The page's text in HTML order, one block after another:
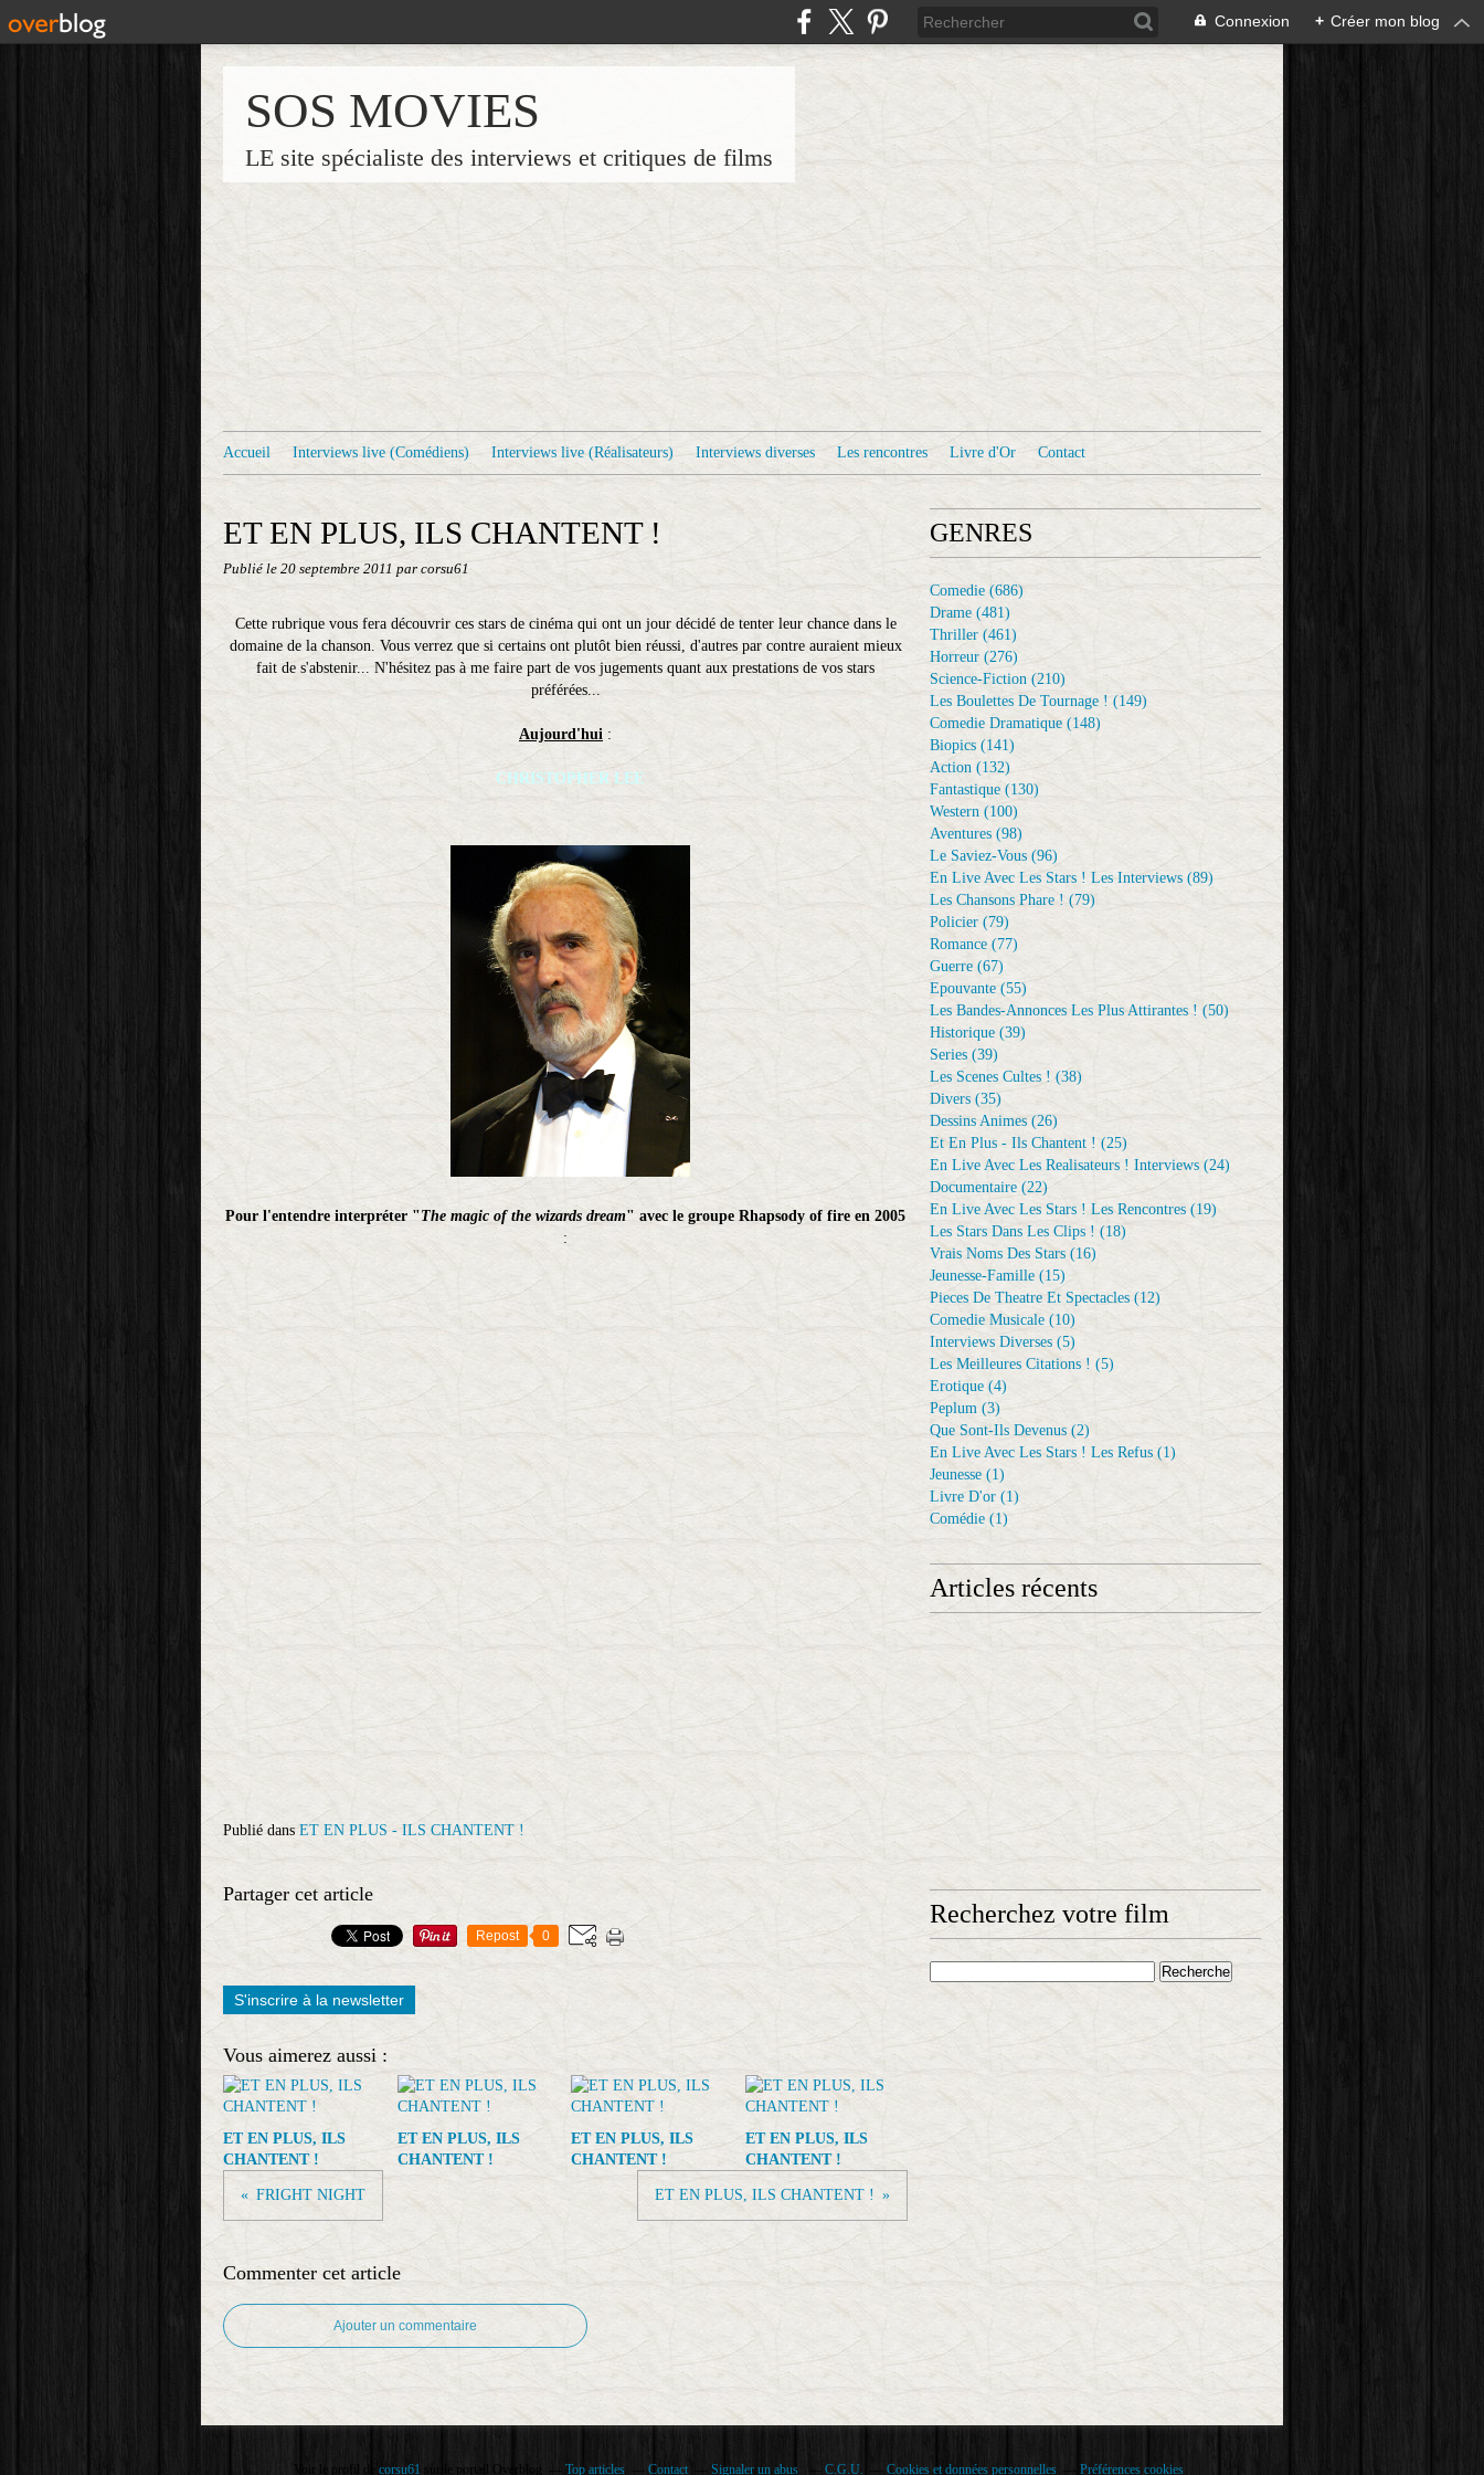
Connexion + Créer mon blog
SOS MOVIES
LE site spécialiste des interviews et critiques de films
Accueil Interviews live (Comédiens) Interviews live (Réalisateurs) Interviews diverses Les rencontres Livre d'Or Contact
ET EN PLUS, ILS CHANTENT !
Publié le 20 septembre 2011 par corsu61
Cette rubrique vous fera découvrir ces stars de cinéma qui ont un jour décidé de tenter leur chance dans le
domaine de la chanson. Vous verrez que si certains ont plutôt bien réussi, d'autres par contre auraient mieux
fait de s'abstenir... N'hésitez pas à me faire part de vos jugements quant aux prestations de vos stars
préférées...
Aujourd'hui :
CHRISTOPHER LEE
Pour l'entendre interpréter "The magic of the wizards dream" avec le groupe Rhapsody of fire en 2005
:
Publié dans ET EN PLUS - ILS CHANTENT !
Partager cet article
Repost 0
S'inscrire à la newsletter
Vous aimerez aussi :
ET EN PLUS, ILS
CHANTENT !
ET EN PLUS, ILS
CHANTENT !
ET EN PLUS, ILS
CHANTENT !
ET EN PLUS, ILS
CHANTENT !
FRIGHT NIGHT ET EN PLUS, ILS CHANTENT !
Commenter cet article
Ajouter un commentaire
GENRES
Comedie (686)
Drame (481)
Thriller (461)
Horreur (276)
Science-Fiction (210)
Les Boulettes De Tournage ! (149)
Comedie Dramatique (148)
Biopics (141)
Action (132)
Fantastique (130)
Western (100)
Aventures (98)
Le Saviez-Vous (96)
En Live Avec Les Stars ! Les Interviews (89)
Les Chansons Phare ! (79)
Policier (79)
Romance (77)
Guerre (67)
Epouvante (55)
Les Bandes-Annonces Les Plus Attirantes ! (50)
Historique (39)
Series (39)
Les Scenes Cultes ! (38)
Divers (35)
Dessins Animes (26)
Et En Plus - Ils Chantent ! (25)
En Live Avec Les Realisateurs ! Interviews (24)
Documentaire (22)
En Live Avec Les Stars ! Les Rencontres (19)
Les Stars Dans Les Clips ! (18)
Vrais Noms Des Stars (16)
Jeunesse-Famille (15)
Pieces De Theatre Et Spectacles (12)
Comedie Musicale (10)
Interviews Diverses (5)
Les Meilleures Citations ! (5)
Erotique (4)
Peplum (3)
Que Sont-Ils Devenus (2)
En Live Avec Les Stars ! Les Refus (1)
Jeunesse (1)
Livre D'or (1)
Comédie (1)
Articles récents
Recherchez votre film
Voir le profil de corsu61 sur le portail Overblog Top articles Contact Signaler un abus C.G.U. Cookies et données personnelles Préférences cookies